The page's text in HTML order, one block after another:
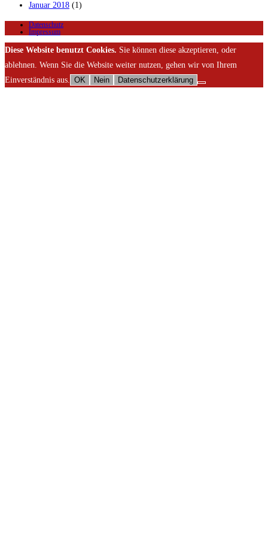
Januar 2018 (1)
Datenschutz
Impressum
Diese Website benutzt Cookies. Sie können diese akzeptieren, oder
ablehnen. Wenn Sie die Website weiter nutzen, gehen wir von Ihrem
Einverständnis aus. OK Nein Datenschutzerklärung